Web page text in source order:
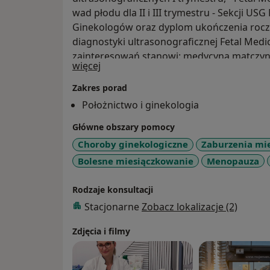
wad płodu dla II i III trymestru - Sekcji
Ginekologów oraz dyplom ukończenia
diagnostyki ultrasonograficznej Fetal
zainteresowań stanowi: medycyna
nieinwazyjna oraz inwazyjna, patologia
Członek sekcji ultrasonografii, sekcji
Polskiego Towarzystwa Położników i
polskich i zagranicznych z zakresu
płodowej (perinatologii) oraz położnictwa i
więcej
Zakres porad
Położnictwo i ginekologia
Główne obszary pomocy
Choroby ginekologiczne
Zaburzenia
Bolesne miesiączkowanie
Menopauza
Rodzaje konsultacji
Stacjonarne Zobacz lokalizacje (2)
Zdjęcia i filmy